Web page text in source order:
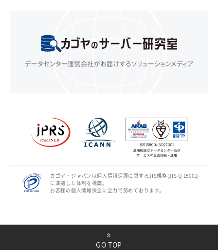
カゴヤ・ジャパンは個人情報保護に関するJIS規格(JIS Q 15001)
に準拠した体制を構築。
お客様の個人情報保全に全力で努めております。
GO TOP